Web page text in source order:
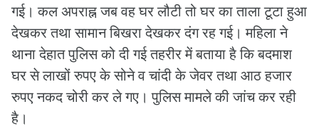
गई। कल अपराह्न जब वह घर लौटी तो घर का ताला टूटा हुआ
देखकर तथा सामान बिखरा देखकर दंग रह गई। महिला ने
थाना देहात पुलिस को दी गई तहरीर में बताया है कि बदमाश
घर से लाखों रुपए के सोने व चांदी के जेवर तथा आठ हजार
रुपए नकद चोरी कर ले गए। पुलिस मामले की जांच कर रही
है।